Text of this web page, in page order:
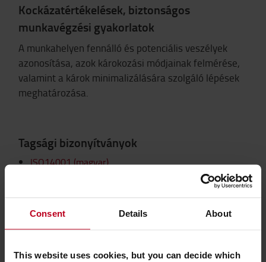
Consent Details About
This website uses cookies, but you can decide which
Kockázatértékelések, biztonságos
munkavégzési gyakorlatok
A munkahelyen fennálló és potenciális veszélyek
azonosítása, azok károkozási módjainak felmérése,
valamint a károk minimalizálására szolgáló lépések
meghatározása.
Tagsági bizonyítványok
ISO14001 (magyar)
ISO50001 (angol)
Biztonságos vállalkozó